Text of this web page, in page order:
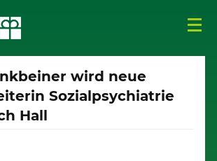
wird neue
Sozialpsychiatrie
Hall